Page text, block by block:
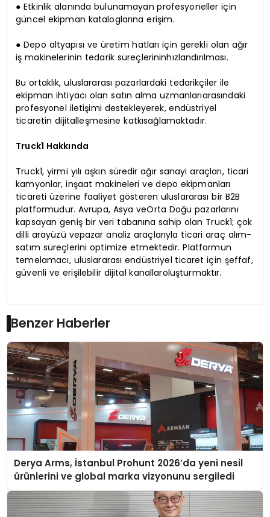
● Etkinlik alanında bulunamayan profesyoneller için
güncel ekipman kataloglarına erişim.
● Depo altyapısı ve üretim hatları için gerekli olan ağır
iş makinelerinin tedarik süreçlerininhızlandırılması.
Bu ortaklık, uluslararası pazarlardaki tedarikçiler ile
ekipman ihtiyacı olan satın alma uzmanlarıarasındaki
profesyonel iletişimi destekleyerek, endüstriyel
ticaretin dijitalleşmesine katkısağlamaktadır.
Truck1 Hakkında
Truck1, yirmi yılı aşkın süredir ağır sanayi araçları, ticari
kamyonlar, inşaat makineleri ve depo ekipmanları
ticareti üzerine faaliyet gösteren uluslararası bir B2B
platformudur. Avrupa, Asya veOrta Doğu pazarlarını
kapsayan geniş bir veri tabanına sahip olan Truck1; çok
dilli arayüzü vepazar analiz araçlarıyla ticari araç alım-
satım süreçlerini optimize etmektedir. Platformun
temelamacı, uluslararası endüstriyel ticaret için şeffaf,
güvenli ve erişilebilir dijital kanallaroluşturmaktır.
Benzer Haberler
Derya Arms, İstanbul Prohunt 2026’da yeni nesil
ürünlerini ve global marka vizyonunu sergiledi